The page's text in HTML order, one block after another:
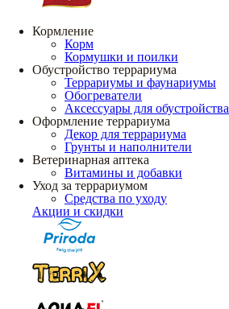
Кормление
Корм
Кормушки и поилки
Обустройство террариума
Террариумы и фаунариумы
Обогреватели
Аксессуары для обустройства
Оформление террариума
Декор для террариума
Грунты и наполнители
Ветеринарная аптека
Витамины и добавки
Уход за террариумом
Средства по уходу
Акции и скидки